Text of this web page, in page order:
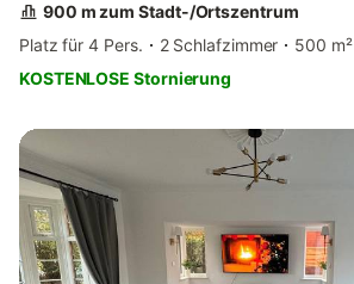
900 m zum Stadt-/Ortszentrum
Platz für 4 Pers.
2 Schlafzimmer
500 m²
KOSTENLOSE Stornierung